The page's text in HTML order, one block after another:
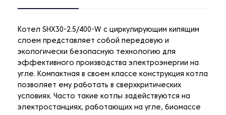
Котел SHX30-2.5/400-W с циркулирующим кипящим
слоем представляет собой передовую и
экологически безопасную технологию для
эффективного производства электроэнергии на
угле. Компактная в своем классе конструкция котла
позволяет ему работать в сверхкритических
условиях. Часто такие котлы задействуются на
электростанциях, работающих на угле, биомассе